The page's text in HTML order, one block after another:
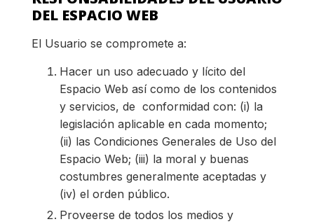
DEL ESPACIO WEB
El Usuario se compromete a:
Hacer un uso adecuado y lícito del
Espacio Web así como de los contenidos
y servicios, de conformidad con: (i) la
legislación aplicable en cada momento;
(ii) las Condiciones Generales de Uso del
Espacio Web; (iii) la moral y buenas
costumbres generalmente aceptadas y
(iv) el orden público.
Proveerse de todos los medios y